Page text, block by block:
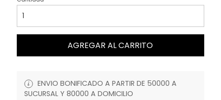
AGREGAR AL CARRITO
ENVIO BONIFICADO A PARTIR DE 50000 A
SUCURSAL Y 80000 A DOMICILIO